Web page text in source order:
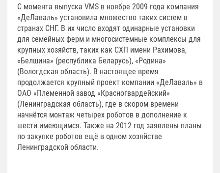
С момента выпуска VMS в ноябре 2009 года компания
«ДеЛаваль» установила множество таких систем в
странах СНГ. В их число входят одинарные установки
для семейных ферм и многосистемные комплексы для
крупных хозяйств, таких как СХП имени Рахимова,
«Белшина» (республика Беларусь), «Родина»
(Вологдская область). В настоящее время
продолжается крупный проект компании «ДеЛаваль» в
ОАО «Племенной завод «Красногвардейский»
(Ленинградская область), где в скором времени
начнётся монтаж четырех роботов в дополнение к
шести имеющимся. Также на 2012 год заявлены планы
по закупке роботов ещё в одном хозяйстве
Ленинградской области.